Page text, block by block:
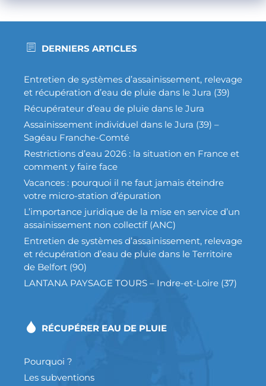
DERNIERS ARTICLES
Entretien de systèmes d’assainissement, relevage
et récupération d’eau de pluie dans le Jura (39)
Récupérateur d’eau de pluie dans le Jura
Assainissement individuel dans le Jura (39) –
Sagéau Franche-Comté
Restrictions d’eau 2026 : la situation en France et
comment y faire face
Vacances : pourquoi il ne faut jamais éteindre
votre micro-station d’épuration
L’importance juridique de la mise en service d’un
assainissement non collectif (ANC)
Entretien de systèmes d’assainissement, relevage
et récupération d’eau de pluie dans le Territoire
de Belfort (90)
LANTANA PAYSAGE TOURS – Indre-et-Loire (37)
RÉCUPÉRER EAU DE PLUIE
Pourquoi ?
Les subventions